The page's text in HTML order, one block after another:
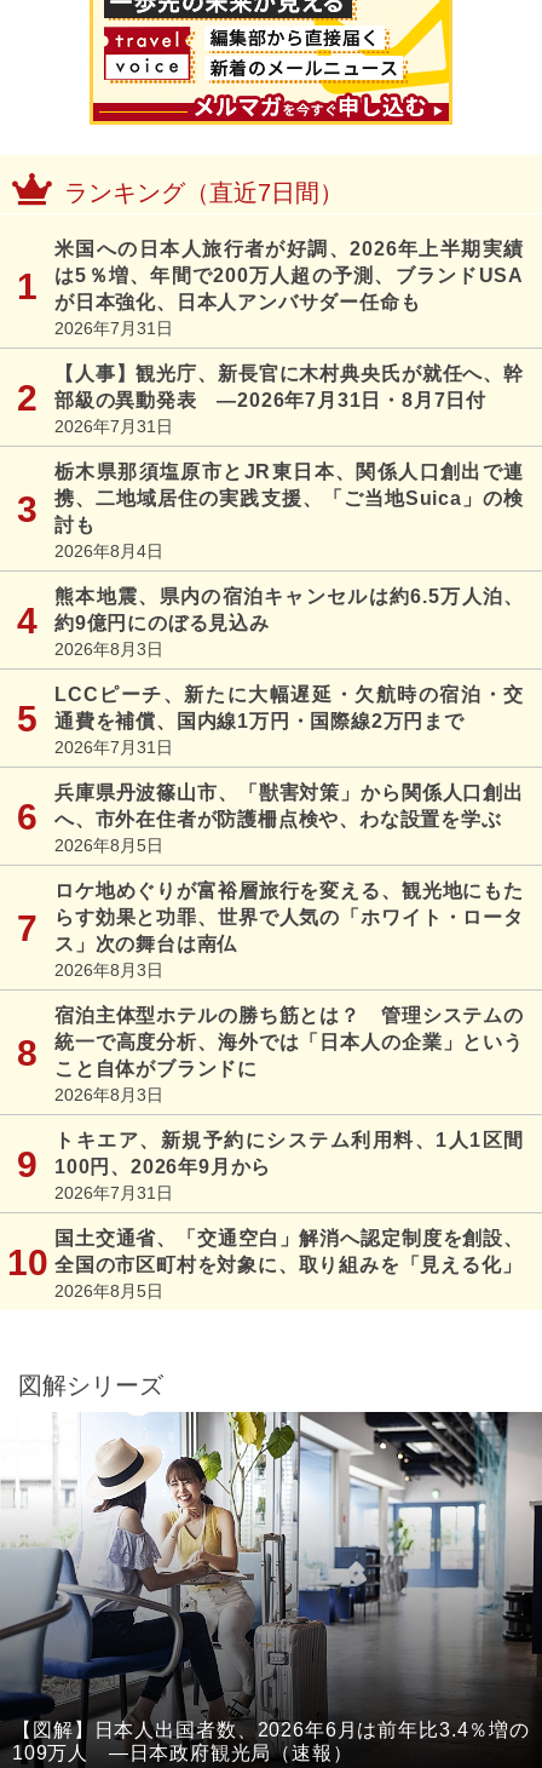
ランキング（直近7日間）
米国への日本人旅行者が好調、2026年上半期実績
は5％増、年間で200万人超の予測、ブランドUSA
が日本強化、日本人アンバサダー任命も
2026年7月31日
【人事】観光庁、新長官に木村典央氏が就任へ、幹
部級の異動発表 ―2026年7月31日・8月7日付
2026年7月31日
栃木県那須塩原市とJR東日本、関係人口創出で連
携、二地域居住の実践支援、「ご当地Suica」の検
討も
2026年8月4日
熊本地震、県内の宿泊キャンセルは約6.5万人泊、
約9億円にのぼる見込み
2026年8月3日
LCCピーチ、新たに大幅遅延・欠航時の宿泊・交
通費を補償、国内線1万円・国際線2万円まで
2026年7月31日
兵庫県丹波篠山市、「獣害対策」から関係人口創出
へ、市外在住者が防護柵点検や、わな設置を学ぶ
2026年8月5日
ロケ地めぐりが富裕層旅行を変える、観光地にもた
らす効果と功罪、世界で人気の「ホワイト・ロータ
ス」次の舞台は南仏
2026年8月3日
宿泊主体型ホテルの勝ち筋とは？ 管理システムの
統一で高度分析、海外では「日本人の企業」という
こと自体がブランドに
2026年8月3日
トキエア、新規予約にシステム利用料、1人1区間
100円、2026年9月から
2026年7月31日
国土交通省、「交通空白」解消へ認定制度を創設、
全国の市区町村を対象に、取り組みを「見える化」
2026年8月5日
図解シリーズ
【図解】日本人出国者数、2026年6月は前年比3.4％増の
109万人 ―日本政府観光局（速報）